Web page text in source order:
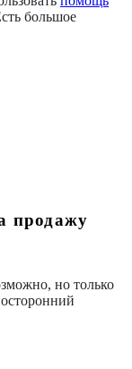
большое
продажу
но только